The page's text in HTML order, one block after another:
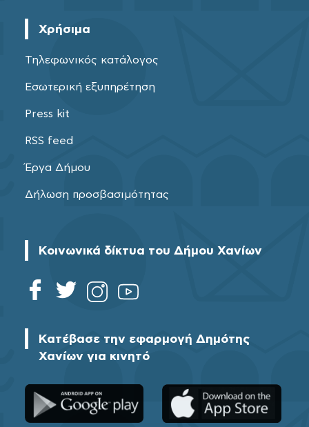
Χρήσιμα
Τηλεφωνικός κατάλογος
Εσωτερική εξυπηρέτηση
Press kit
RSS feed
Έργα Δήμου
Δήλωση προσβασιμότητας
Κοινωνικά δίκτυα του Δήμου Χανίων
Κατέβασε την εφαρμογή Δημότης
Χανίων για κινητό